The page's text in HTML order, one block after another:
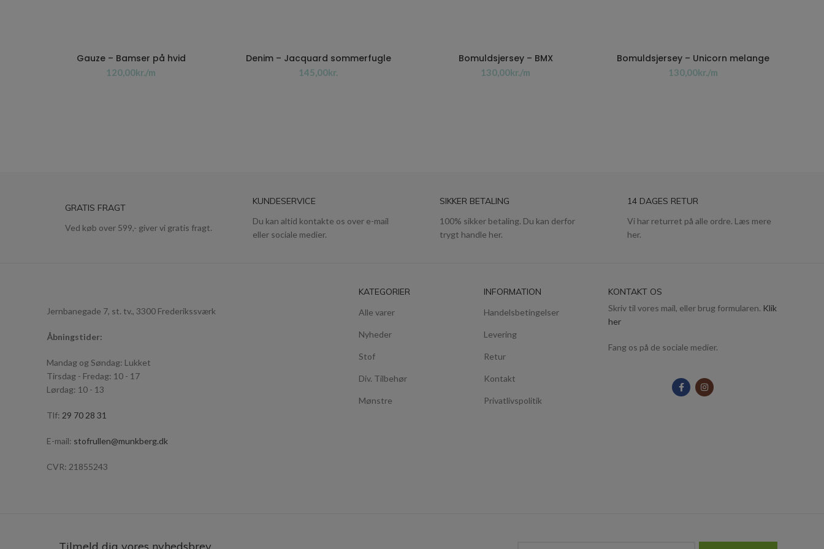
Gauze – Bamser på hvid
kr.
Denim – Jacquard sommerfugle
kr.
Bomuldsjersey – BMX
kr.
Bomuldsjersey – Unicorn melange
kr.
GRATIS FRAGT
Ved køb over 599,- giver vi gratis fragt.
KUNDESERVICE
Du kan altid kontakte os over e-mail
eller sociale medier.
SIKKER BETALING
100% sikker betaling. Du kan derfor
trygt handle her.
14 DAGES RETUR
Vi har returret på alle ordre. Læs mere
her.
Jernbanegade 7, st. tv., 3300 Frederikssværk
Åbningstider:
Mandag og Søndag: Lukket
Tirsdag - Fredag: 10 - 17
Lørdag: 10 - 13
Tlf: 29 70 28 31
E-mail: stofrullen@munkberg.dk
CVR: 21855243
KATEGORIER
Alle varer
Nyheder
Stof
Div. Tilbehør
Mønstre
INFORMATION
Handelsbetingelser
Levering
Retur
Kontakt
Privatlivspolitik
KONTAKT OS
Skriv til vores mail, eller brug formularen. Klik
her
Fang os på de sociale medier.